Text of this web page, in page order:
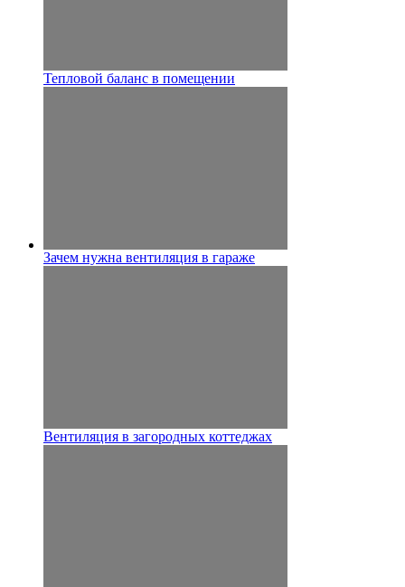
Тепловой баланс в помещении
Зачем нужна вентиляция в гараже
Вентиляция в загородных коттеджах